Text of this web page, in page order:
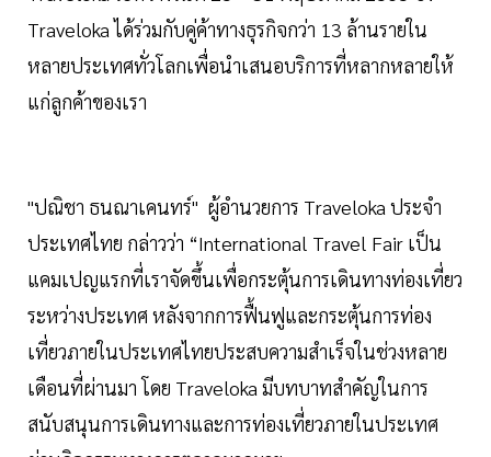
Traveloka ได้ร่วมกับคู่ค้าทางธุรกิจกว่า 13 ล้านรายใน
หลายประเทศทั่วโลกเพื่อนำเสนอบริการที่หลากหลายให้
แก่ลูกค้าของเรา
"ปณิชา ธนณาเคนทร์" ผู้อำนวยการ Traveloka ประจำ
ประเทศไทย กล่าวว่า “International Travel Fair เป็น
แคมเปญแรกที่เราจัดขึ้นเพื่อกระตุ้นการเดินทางท่องเที่ยว
ระหว่างประเทศ หลังจากการฟื้นฟูและกระตุ้นการท่อง
เที่ยวภายในประเทศไทยประสบความสำเร็จในช่วงหลาย
เดือนที่ผ่านมา โดย Traveloka มีบทบาทสำคัญในการ
สนับสนุนการเดินทางและการท่องเที่ยวภายในประเทศ